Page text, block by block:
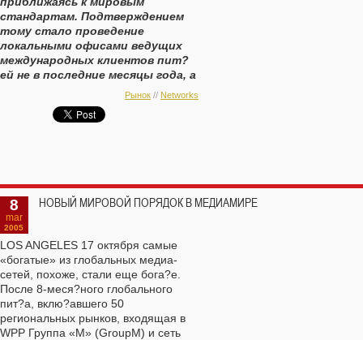
стандартам. Подтверждением
тому стало проведение
локальными офисами ведущих
международных клиентов пит?
ей не в последние месяцы года, а
еще летом или, кто не успел — в
сентябре-октябре (Kievstar и
ТНК, напомним, не совсем
из AdAge о долгожданном
результатетендера по Samsung.
Как оказалось, задержка была
связана с ?предательством?
глобального маркетинг-директора
корейской корпорации, который
предпо?ел ей аналоги?ный пост в
Intel. Ну и, само собой, кропотливый
процесс принятия решения
корейцами...
Рынок // Networks
8
mar
2005
НОВЫЙ МИРОВОЙ ПОРЯДОК В МЕДИАМИРЕ
LOS ANGELES 17 октября самые
«богатые» из глобальных медиа-
сетей, похоже, стали еще бога?е.
После 8-меся?ного глобального
пит?а, вклю?авшего 50
региональных рынков, входящая в
WPP Группа «М» (GroupM) и сеть